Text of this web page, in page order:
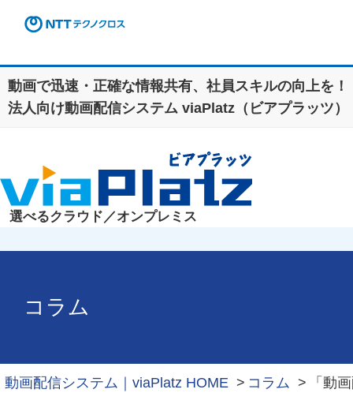
動画で迅速・正確な情報共有、社員スキルの向上を！
法人向け動画配信システム viaPlatz（ビアプラッツ）
選べるクラウド／オンプレミス
コラム
動画配信システム｜viaPlatz HOME コラム 「動